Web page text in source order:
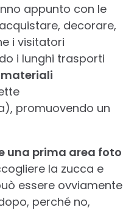
appunto con le
decorare,
i visitatori
i lunghi trasporti
materiali
promuovendo un
una prima area foto
la zucca e
essere ovviamente
perché no,